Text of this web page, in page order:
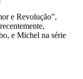
e Revolução”,
e Michel na série